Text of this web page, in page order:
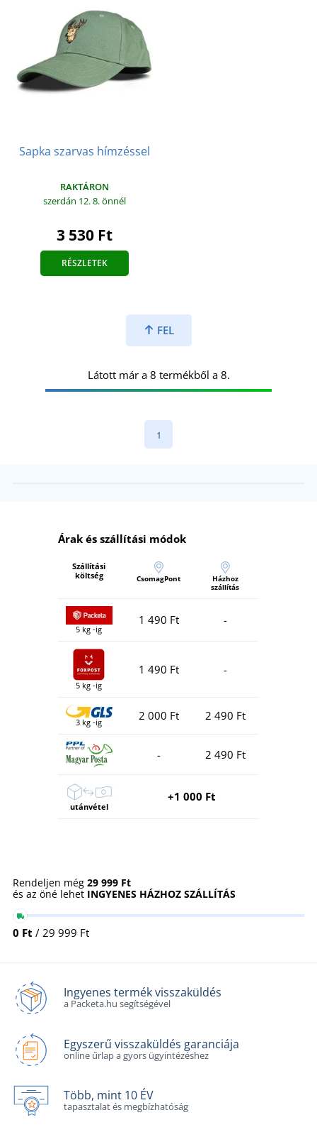
Sapka szarvas hímzéssel
RAKTÁRON
szerdán 12. 8.önnél
3 530 Ft
RÉSZLETEK
FEL
Látott már a 8 termékből a 8.
1
Árak és szállítási módok
Szállítási
költség
CsomagPont
Házhoz
szállítás
5 kg -ig
1 490 Ft -
5 kg -ig
1 490 Ft -
3 kg -ig 2 000 Ft 2 490 Ft
- 2 490 Ft
utánvétel
+1 000 Ft
Rendeljen még 29 999 Ft
és az öné lehet INGYENES HÁZHOZ SZÁLLÍTÁS
0 Ft / 29 999 Ft
Ingyenes termék visszaküldés
a Packeta.hu segítségével
Egyszerű visszaküldés garanciája
online űrlap a gyors ügyintézéshez
Több, mint 10 ÉV
tapasztalat és megbízhatóság